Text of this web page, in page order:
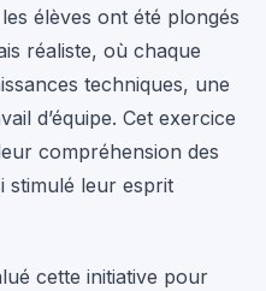
élèves ont été plongés
réaliste, où chaque
techniques, une
d’équipe. Cet exercice
compréhension des
stimulé leur esprit
cette initiative pour